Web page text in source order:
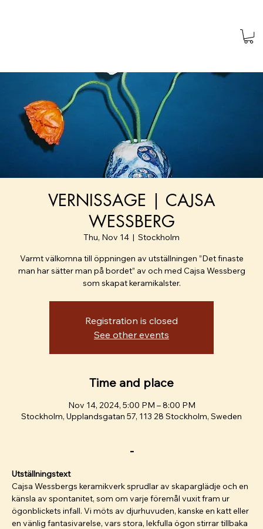
VERNISSAGE | CAJSA
WESSBERG
Thu, Nov 14
  |
Stockholm
Varmt välkomna till öppningen av utställningen ”Det finaste
man har sätter man på bordet” av och med Cajsa Wessberg
som skapat keramikalster.
Registration is closed
See other events
Time and place
Nov 14, 2024, 5:00 PM – 8:00 PM
Stockholm, Upplandsgatan 57, 113 28 Stockholm, Sweden
-
Utställningstext
Cajsa Wessbergs keramikverk sprudlar av skaparglädje och en
känsla av spontanitet, som om varje föremål vuxit fram ur
ögonblickets infall. Vi möts av djurhuvuden, kanske en katt eller
en vänlig fantasivarelse, vars stora, lekfulla ögon stirrar tillbaka